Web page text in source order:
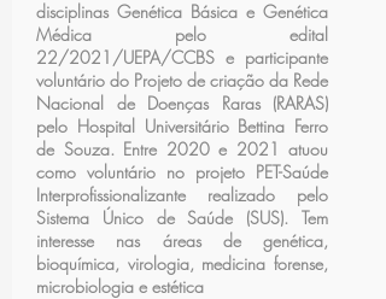
disciplinas Genética Básica e Genética
Médica pelo edital
22/2021/UEPA/CCBS e participante
voluntário do Projeto de criação da Rede
Nacional de Doenças Raras (RARAS)
pelo Hospital Universitário Bettina Ferro
de Souza. Entre 2020 e 2021 atuou
como voluntário no projeto PET-Saúde
Interprofissionalizante realizado pelo
Sistema Único de Saúde (SUS). Tem
interesse nas áreas de genética,
bioquímica, virologia, medicina forense,
microbiologia e estética